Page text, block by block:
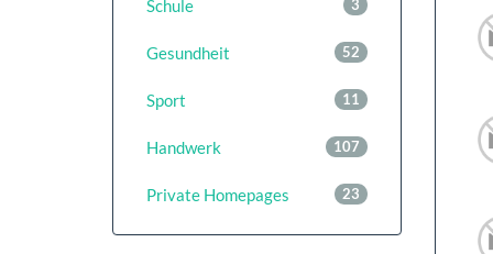
3
Schule
52
Gesundheit
11
Sport
107
Handwerk
23
Private Homepages